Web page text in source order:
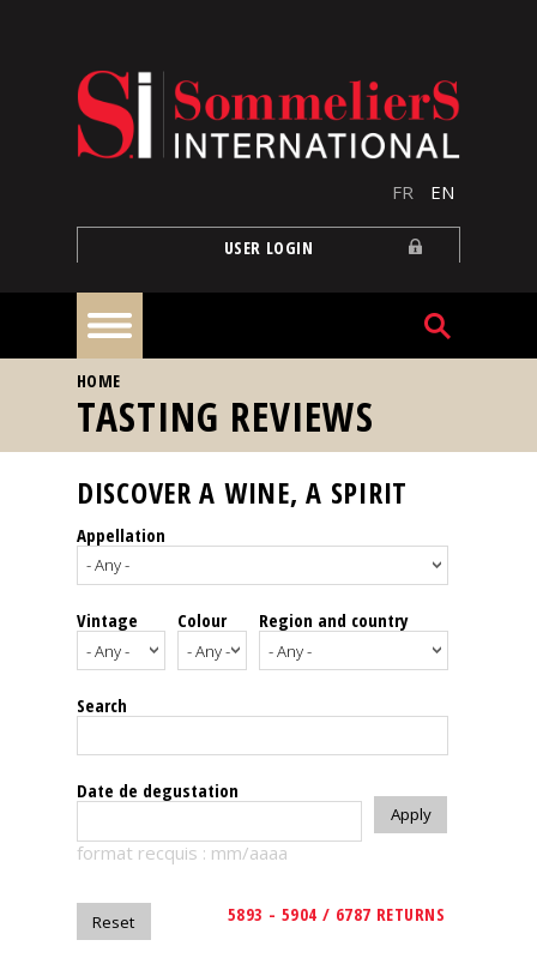
FR EN
USER LOGIN
Home
Our
events
Spirits
Tasting
reviews
The
magazine
YOU ARE HERE
HOME
TASTING REVIEWS
DISCOVER A WINE, A SPIRIT
Appellation
Vintage Colour Region and country
Search
Date de degustation
format recquis : mm/aaaa
5893 - 5904 / 6787 RETURNS